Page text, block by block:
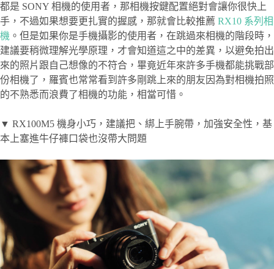
都是 SONY 相機的使用者，那相機按鍵配置絕對會讓你很快上
手，不過如果想要更扎實的握感，那就會比較推薦 RX10 系列相
機 。但是如果你是手機攝影的使用者，在跳過來相機的階段時，
建議要稍微理解光學原理，才會知道這之中的差異，以避免拍出
來的照片跟自己想像的不符合，畢竟近年來許多手機都能挑戰部
份相機了，羅賓也常常看到許多剛跳上來的朋友因為對相機拍照
的不熟悉而浪費了相機的功能，相當可惜。
▼ RX100M5 機身小巧，建議把、綁上手腕帶，加強安全性，基
本上塞進牛仔褲口袋也沒帶大問題